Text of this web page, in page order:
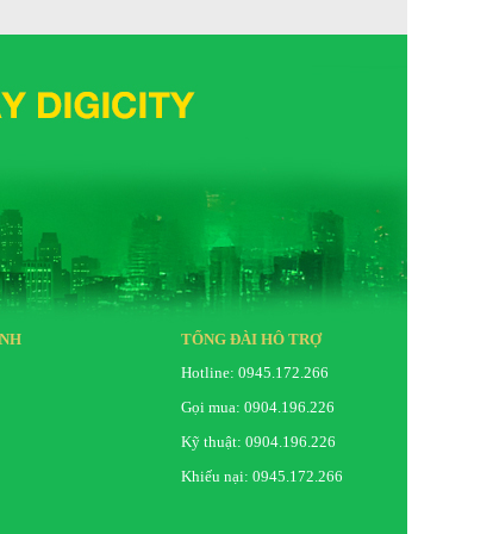
TỔNG ĐÀI HỖ TRỢ
Hotline: 0945.172.266
Gọi mua: 0904.196.226
Kỹ thuật: 0904.196.226
Khiếu nại: 0945.172.266